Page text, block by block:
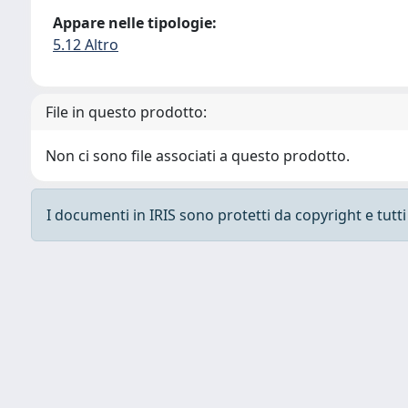
Appare nelle tipologie:
5.12 Altro
File in questo prodotto:
Non ci sono file associati a questo prodotto.
I documenti in IRIS sono protetti da copyright e